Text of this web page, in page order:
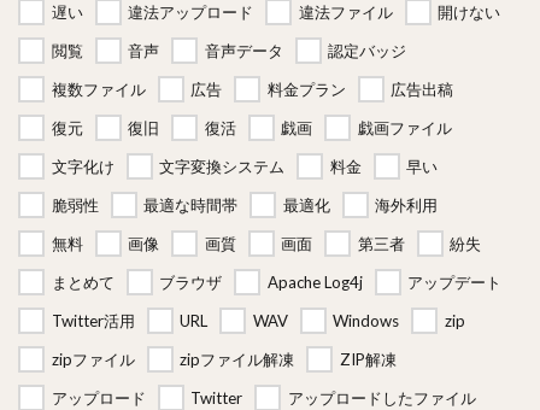
遅い
違法アップロード 違法ファイル
開けない
閲覧
音声 音声データ
認定バッジ
複数ファイル
広告 料金プラン
広告出稿
復元
復旧 復活 戯画
戯画ファイル
文字化け
文字変換システム 料金
早い
脆弱性
最適な時間帯 最適化
海外利用
無料
画像 画質 画面 第三者
紛失
まとめて
ブラウザ Apache Log4j
アップデート
Twitter活用
URL WAV Windows
zip
zipファイル
zipファイル解凍
ZIP解凍
アップロード
Twitter
アップロードしたファイル